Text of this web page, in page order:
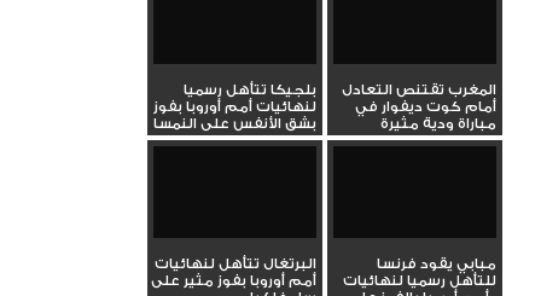
المغرب تقتنص التعادل
أمام كوت ديفوار في
مباراة ودية مثيرة
بلجيكا تتأهل رسميا
لنهائيات أمم أوروبا بفوز
بشق الأنفس على النمسا
مبابي يقود فرنسا
للتأهل رسميا لنهائيات
البرتغال تتأهل لنهائيات
أمم أوروبا بفوز مثير على